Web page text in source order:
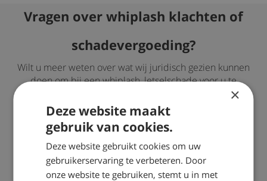
Vragen over whiplash klachten of
schadevergoeding?
Wilt u meer weten over wat wij juridisch gezien kunnen
doen om bij een whiplash, letselschade voor u te
verhalen? Neem dan contact op via telefoonnummer:
0800 – 2490300
Succespercentage van 98%
Nationaal Keurmerk Letselschade
Ruim 35 jaar ervaring door heel Nederland
×
Deze website maakt
gebruik van cookies.
Deze website gebruikt cookies om uw
gebruikerservaring te verbeteren. Door
onze website te gebruiken, stemt u in met